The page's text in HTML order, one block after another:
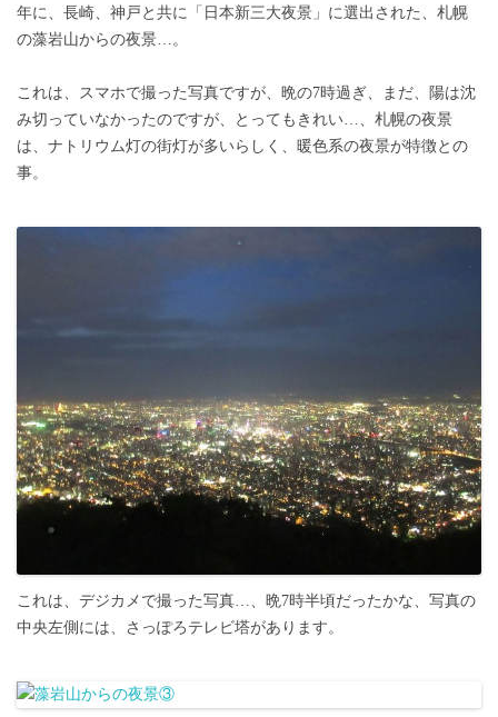
年に、長崎、神戸と共に「日本新三大夜景」に選出された、札幌
の藻岩山からの夜景…。
これは、スマホで撮った写真ですが、晩の7時過ぎ、まだ、陽は沈
み切っていなかったのですが、とってもきれい…、札幌の夜景
は、ナトリウム灯の街灯が多いらしく、暖色系の夜景が特徴との
事。
これは、デジカメで撮った写真…、晩7時半頃だったかな、写真の
中央左側には、さっぽろテレビ塔があります。